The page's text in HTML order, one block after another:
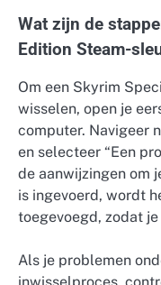
Wat zijn de
Edition Steam-
Om een Skyrim
wisselen, open je
computer. Navigeer
en selecteer “Een
de aanwijzingen om
is ingevoerd, wordt
toegevoegd, zodat
Als je problemen